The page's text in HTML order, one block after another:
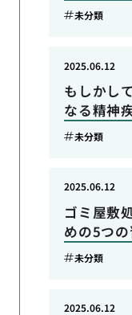
未分類
もしかし
なる精神
2025.06.12
未分類
ゴミ屋敷
めの5つ
2025.06.12
未分類
2025.06.12